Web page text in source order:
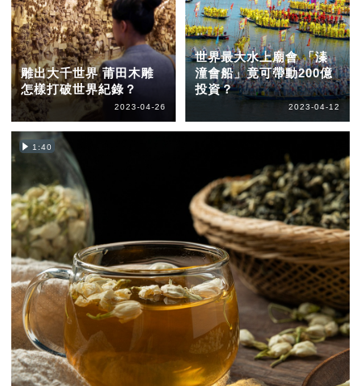
雕出大千世界 莆田木雕
怎樣打破世界紀錄？
2023-04-26
世界最大水上廟會 「溱
潼會船」竟可帶動200億
投資？
2023-04-12
1:40